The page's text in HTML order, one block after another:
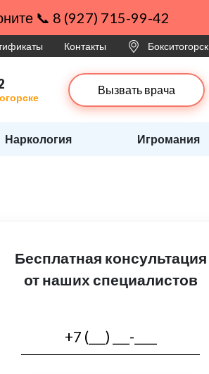
📞 8 (927) 715-99-42
Контакты Бокситогорск
Вызвать врача
Наркология Игромания
Бесплатная консультация
от наших специалистов